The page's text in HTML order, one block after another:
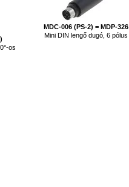
os
MDC-006 (PS-2) = MDP-326
Mini DIN lengő dugó, 6 pólus